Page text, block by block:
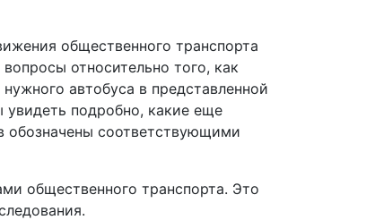
общественного транспорта
относительно того, как
автобуса в представленной
подробно, какие еще
обозначены соответствующими
общественного транспорта. Это